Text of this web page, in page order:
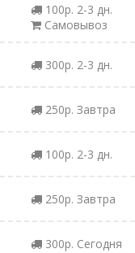
100р. 2-3 дн.
Самовывоз
300р. 2-3 дн.
250р. Завтра
100р. 2-3 дн.
250р. Завтра
300р. Сегодня